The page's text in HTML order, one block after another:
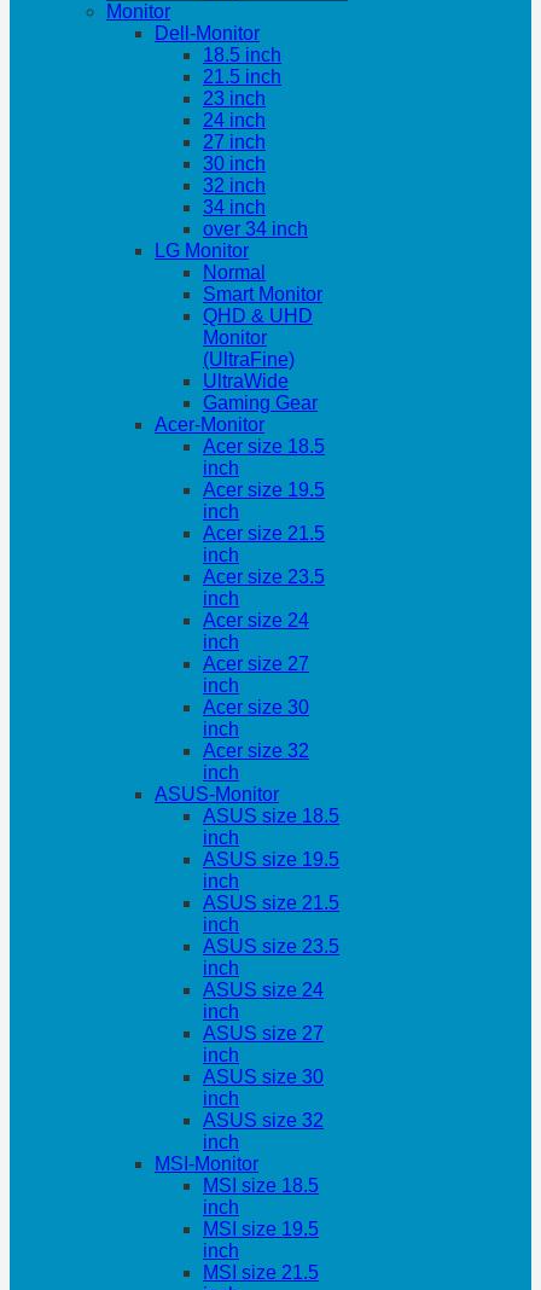
Monitor
Dell-Monitor
18.5 inch
21.5 inch
23 inch
24 inch
27 inch
30 inch
32 inch
34 inch
over 34 inch
LG Monitor
Normal
Smart Monitor
QHD & UHD
Monitor
(UltraFine)
UltraWide
Gaming Gear
Acer-Monitor
Acer size 18.5
inch
Acer size 19.5
inch
Acer size 21.5
inch
Acer size 23.5
inch
Acer size 24
inch
Acer size 27
inch
Acer size 30
inch
Acer size 32
inch
ASUS-Monitor
ASUS size 18.5
inch
ASUS size 19.5
inch
ASUS size 21.5
inch
ASUS size 23.5
inch
ASUS size 24
inch
ASUS size 27
inch
ASUS size 30
inch
ASUS size 32
inch
MSI-Monitor
MSI size 18.5
inch
MSI size 19.5
inch
MSI size 21.5